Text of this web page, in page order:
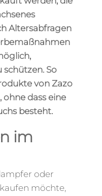
Altersabfragen
So
von Zazo
dass eine
besteht.
im
oder
möchte,